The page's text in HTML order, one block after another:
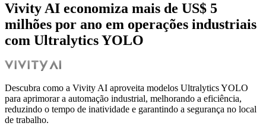
Vivity AI economiza mais de US$ 5
milhões por ano em operações industriais
com Ultralytics YOLO
Descubra como a Vivity AI aproveita modelos Ultralytics YOLO
para aprimorar a automação industrial, melhorando a eficiência,
reduzindo o tempo de inatividade e garantindo a segurança no local
de trabalho.